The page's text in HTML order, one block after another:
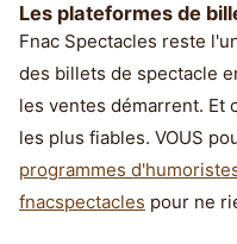
Les plateformes de
Fnac Spectacles reste
des billets de spectacle
les ventes démarrent. Et
les plus fiables. VOUS
programmes
fnacspectacles pour ne